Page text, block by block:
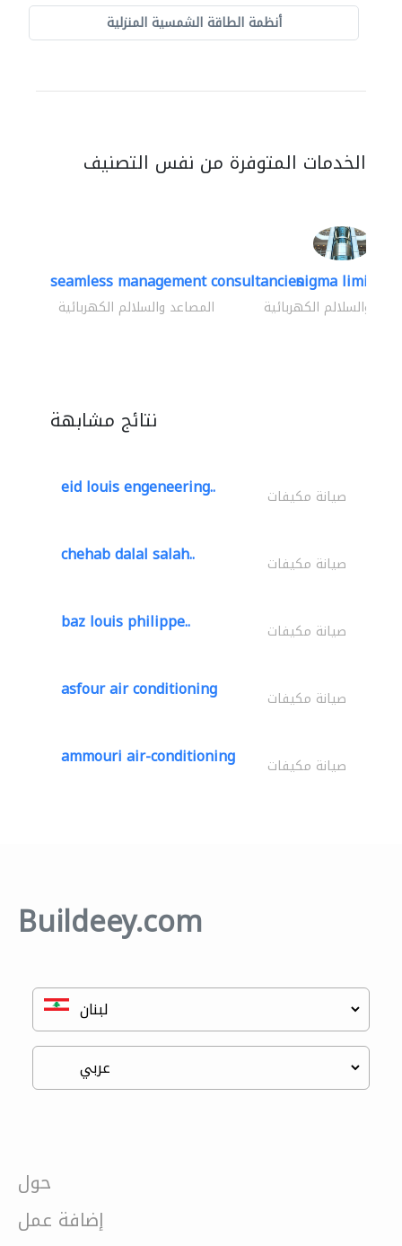
أنظمة الطاقة الشمسية المنزلية
الخدمات المتوفرة من نفس التصنيف
seamless management consultancies
المصاعد والسلالم الكهربائية
nigma limited
والسلالم الكهربائية
نتائج مشابهة
eid louis engeneering.. صيانة مكيفات
chehab dalal salah.. صيانة مكيفات
baz louis philippe.. صيانة مكيفات
asfour air conditioning صيانة مكيفات
ammouri air-conditioning صيانة مكيفات
Buildeey.com
حول
إضافة عمل